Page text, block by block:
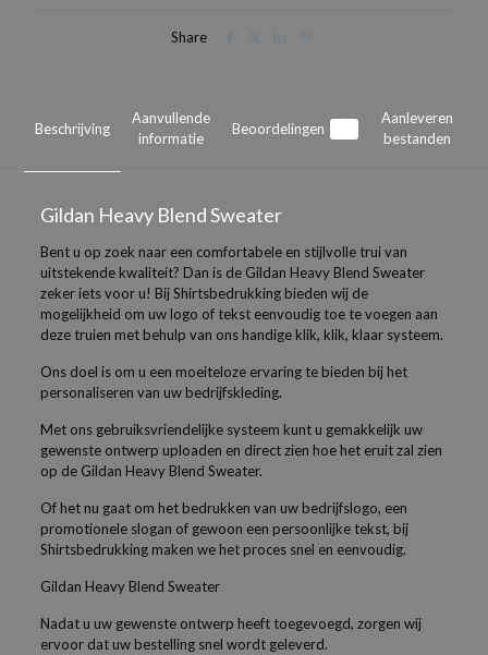
Share
Beschrijving
Aanvullende
informatie
Beoordelingen
Aanleveren
bestanden
Gildan Heavy Blend Sweater
Bent u op zoek naar een comfortabele en stijlvolle trui van
uitstekende kwaliteit? Dan is de Gildan Heavy Blend Sweater
zeker iets voor u! Bij Shirtsbedrukking bieden wij de
mogelijkheid om uw logo of tekst eenvoudig toe te voegen aan
deze truien met behulp van ons handige klik, klik, klaar systeem.
Ons doel is om u een moeiteloze ervaring te bieden bij het
personaliseren van uw bedrijfskleding.
Met ons gebruiksvriendelijke systeem kunt u gemakkelijk uw
gewenste ontwerp uploaden en direct zien hoe het eruit zal zien
op de Gildan Heavy Blend Sweater.
Of het nu gaat om het bedrukken van uw bedrijfslogo, een
promotionele slogan of gewoon een persoonlijke tekst, bij
Shirtsbedrukking maken we het proces snel en eenvoudig.
Gildan Heavy Blend Sweater
Nadat u uw gewenste ontwerp heeft toegevoegd, zorgen wij
ervoor dat uw bestelling snel wordt geleverd.